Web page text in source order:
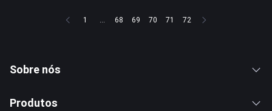
1 ... 68 69 70 71 72
Sobre nós
Produtos